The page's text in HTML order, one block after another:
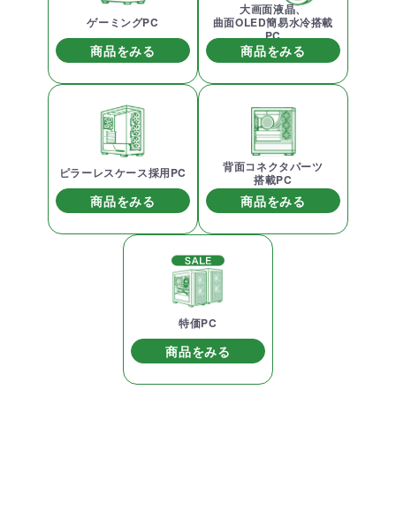
ゲーミングPC
商品をみる
大画面液晶、
曲面OLED簡易水冷搭載
PC
商品をみる
ピラーレスケース採用PC
商品をみる
背面コネクタパーツ
搭載PC
商品をみる
特価PC
商品をみる